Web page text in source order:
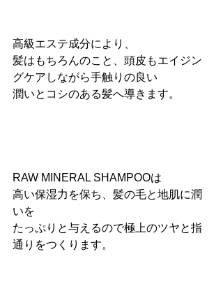
高級エステ成分により、
髪はもちろんのこと、頭皮もエイジン
グケアしながら手触りの良い
潤いとコシのある髪へ導きます。
RAW MINERAL SHAMPOOは
高い保湿力を保ち、髪の毛と地肌に潤
いを
たっぷりと与えるので極上のツヤと指
通りをつくります。